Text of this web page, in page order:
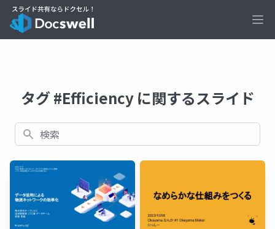
タグ #Efficiency に関するスライド
検索